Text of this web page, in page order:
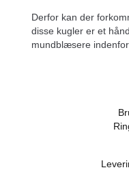
Derfor kan der
disse kugler er et
mundblæsere